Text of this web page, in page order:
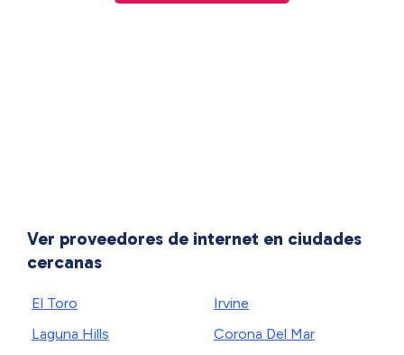
Ver proveedores de internet en ciudades
cercanas
El Toro
Laguna Hills
Irvine
Corona Del Mar